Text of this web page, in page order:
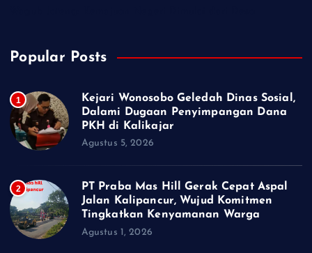
Popular Posts
1
Kejari Wonosobo Geledah Dinas Sosial,
Dalami Dugaan Penyimpangan Dana
PKH di Kalikajar
Agustus 5, 2026
2
PT Praba Mas Hill Gerak Cepat Aspal
Jalan Kalipancur, Wujud Komitmen
Tingkatkan Kenyamanan Warga
Agustus 1, 2026